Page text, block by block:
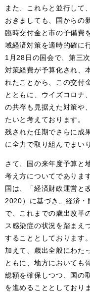
また、これらと並行して
おきましても、国からの
臨時交付金と市の予備費
域経済対策を適時的確に
1月28日の国会で、第三
対策経費が予算化され、
れたことから、この交付
とともに、ウイズコロナ
の共存も見据えた対策や
たいと考えております。
残された任期でさらに成
に全力で取り組んでまい
さて、国の来年度予算と
考え方についてであります
国は、「経済財政運営と
2020）に基づき、経済・
で、これまでの歳出改革
ス感染症の状況を踏まえ
することとしております。
加えて、歳出全般にわた
ともに、地方においても
総額を確保しつつ、国の
を進めることとしており